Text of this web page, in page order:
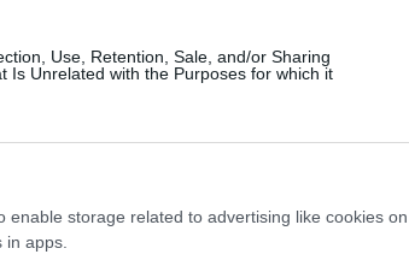
Use, Retention, Sale, and/or Sharing
Is Unrelated with the Purposes for which it
enable storage related to advertising like cookies on
apps.